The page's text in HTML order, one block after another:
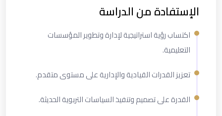
الإستفادة من الدراسة
اكتساب رؤية استراتيجية لإدارة وتطوير المؤسسات
التعليمية.
تعزيز القدرات القيادية والإدارية على مستوى متقدم.
القدرة على تصميم وتنفيذ السياسات التربوية الحديثة.